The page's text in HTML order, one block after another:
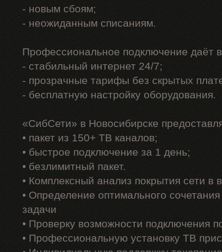
- новым сбоям;
- неожиданным списаниям.
Профессиональное подключение даёт
- стабильный интернет 24/7;
- прозрачные тарифы без скрытых
- бесплатную настройку оборудования.
«СибСети» в Новосибирске
• пакет из 150+ ТВ каналов;
• быстрое подключение за 1 день;
• безлимитный пакет.
• Комплексный анализ покрытия сети в
• Определение оптимального
задачи
• Проверку возможности подключения
• Профессиональную установку ТВ